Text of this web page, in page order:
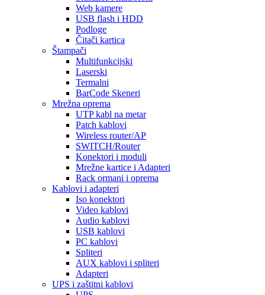
Web kamere
USB flash i HDD
Podloge
Čitači kartica
Štampači
Multifunkcijski
Laserski
Termalni
BarCode Skeneri
Mrežna oprema
UTP kabl na metar
Patch kablovi
Wireless router/AP
SWITCH/Router
Konektori i moduli
Mrežne kartice i Adapteri
Rack ormani i oprema
Kablovi i adapteri
Iso konektori
Video kablovi
Audio kablovi
USB kablovi
PC kablovi
Spliteri
AUX kablovi i spliteri
Adapteri
UPS i zaštitni kablovi